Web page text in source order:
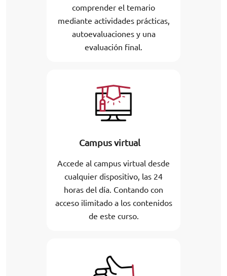
comprender el temario
mediante actividades prácticas,
autoevaluaciones y una
evaluación final.
Campus virtual
Accede al campus virtual desde
cualquier dispositivo, las 24
horas del día. Contando con
acceso ilimitado a los contenidos
de este curso.